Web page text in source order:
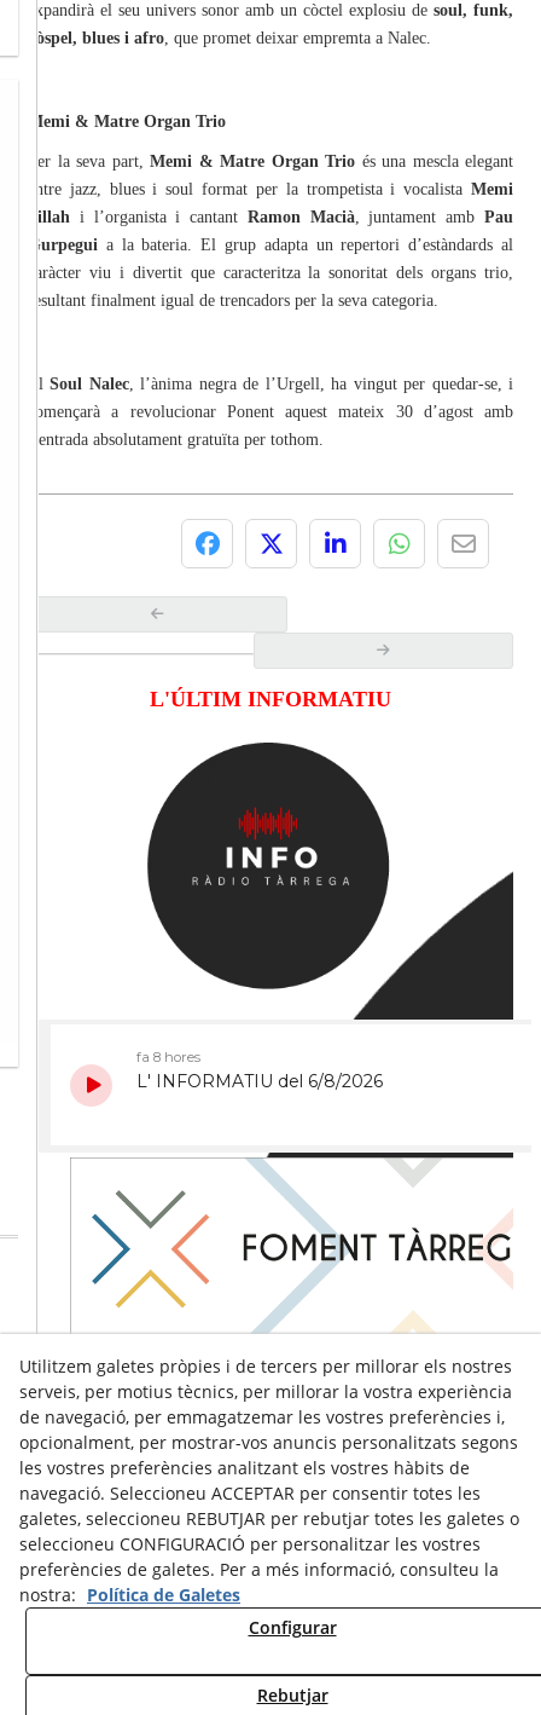
expandirà el seu univers sonor amb un còctel explosiu de soul, funk,
gòspel, blues i afro, que promet deixar empremta a Nalec.
Memi & Matre Organ Trio
Per la seva part, Memi & Matre Organ Trio és una mescla elegant
entre jazz, blues i soul format per la trompetista i vocalista Memi
Sillah i l’organista i cantant Ramon Macià, juntament ambPau
Gurpegui a la bateria. El grup adapta un repertori d’estàndards al
caràcter viu i divertit que caracteritza la sonoritat dels organs trio,
resultant finalment igual de trencadors per la seva categoria.
ElSoul Nalec, l’ànima negra de l’Urgell, ha vingut per quedar-se, i
començarà a revolucionar Ponent aquest mateix 30 d’agost amb
l’entrada absolutament gratuïta per tothom.
L'ÚLTIM INFORMATIU
Utilitzem galetes pròpies i de tercers per millorar els nostres
serveis, per motius tècnics, per millorar la vostra experiència
de navegació, per emmagatzemar les vostres preferències i,
opcionalment, per mostrar-vos anuncis personalitzats segons
les vostres preferències analitzant els vostres hàbits de
navegació. Seleccioneu ACCEPTAR per consentir totes les
galetes, seleccioneu REBUTJAR per rebutjar totes les galetes o
seleccioneu CONFIGURACIÓ per personalitzar les vostres
preferències de galetes. Per a més informació, consulteu la
nostra: Política de Galetes
Configurar
Rebutjar